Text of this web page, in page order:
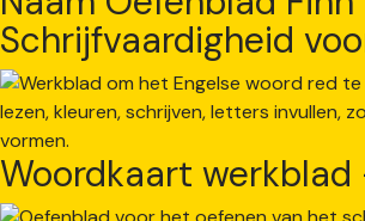
Schrijfvaardigheid
Woordkaart werkblad